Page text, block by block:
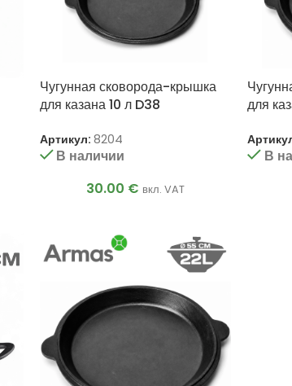
Чугунная сковорода-крышка
для казана 10 л D38
Артикул: 8204
В наличии
30.00 € вкл. VAT
для
В